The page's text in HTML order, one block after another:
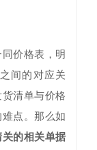
价格表，明
间的对应关
清单与价格
点。那么如
的相关单据